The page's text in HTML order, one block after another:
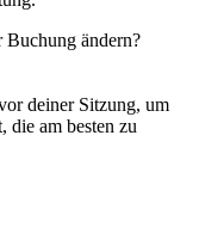
ändern?
deiner Sitzung, um
die am besten zu